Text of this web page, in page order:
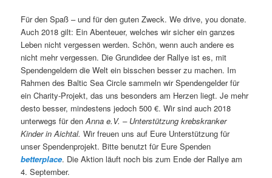
Für den Spaß – und für den guten Zweck. We drive, you donate.
Auch 2018 gilt: Ein Abenteuer, welches wir sicher ein ganzes
Leben nicht vergessen werden. Schön, wenn auch andere es
nicht mehr vergessen. Die Grundidee der Rallye ist es, mit
Spendengeldern die Welt ein bisschen besser zu machen. Im
Rahmen des Baltic Sea Circle sammeln wir Spendengelder für
ein Charity-Projekt, das uns besonders am Herzen liegt. Je mehr
desto besser, mindestens jedoch 500 €. Wir sind auch 2018
unterwegs für denAnna e.V. – Unterstützung krebskranker
Kinder in Aichtal. Wir freuen uns auf Eure Unterstützung für
unser Spendenprojekt. Bitte benutzt für Eure Spenden
betterplace. Die Aktion läuft noch bis zum Ende der Rallye am
4. September.